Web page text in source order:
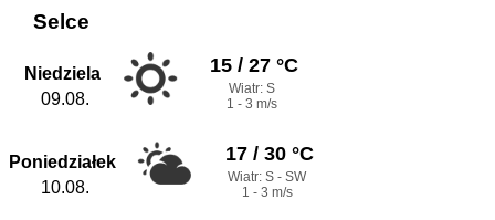
Selce
Niedziela
09.08.
15 / 27 °C
Wiatr: S
1 - 3 m/s
Poniedziałek
10.08.
17 / 30 °C
Wiatr: S - SW
1 - 3 m/s